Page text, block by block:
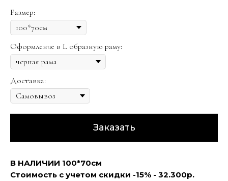
Размер:
Оформление в L образную раму:
Доставка:
Заказать
В НАЛИЧИИ 100*70см
Стоимость с учетом скидки -15% - 32.300р.